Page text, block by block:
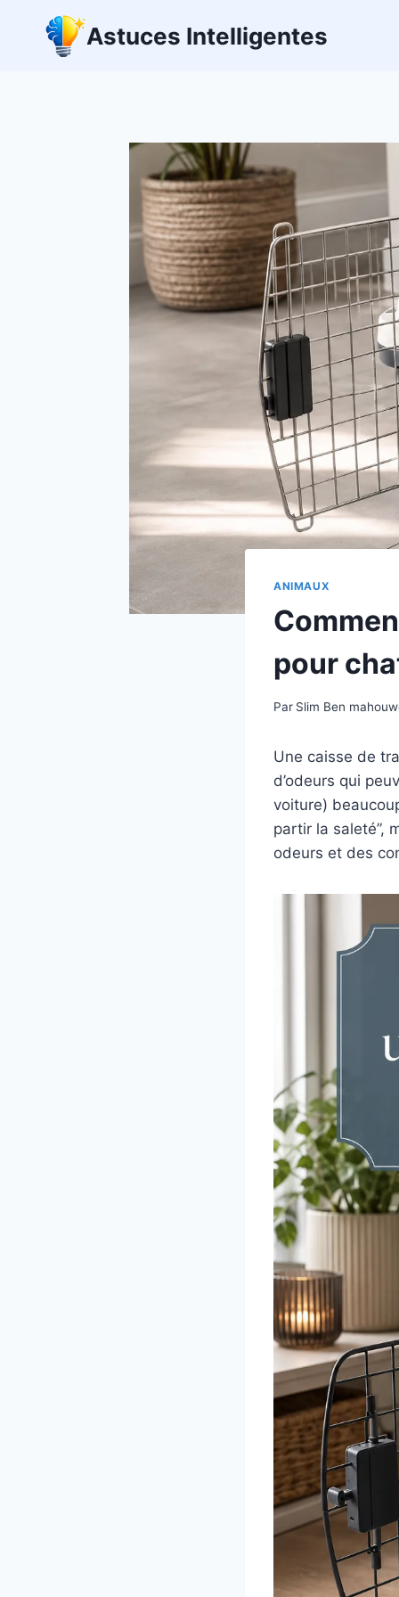
contenu
Astuces Intelligentes
ANIMAUX
pour
Par Slim Ben
Une caisse de
d’odeurs qui
voiture)
partir la saleté”,
odeurs et des